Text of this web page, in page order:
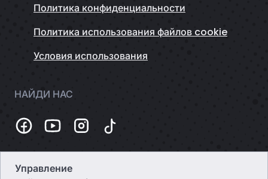
Политика конфиденциальности
Политика использования файлов cookie
Условия использования
НАЙДИ НАС
Темная
Управление